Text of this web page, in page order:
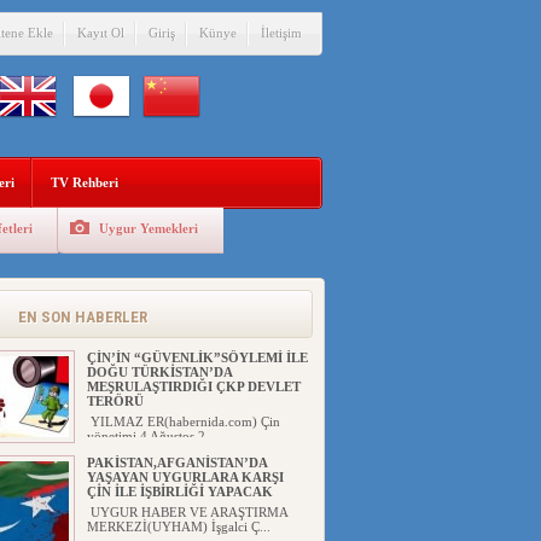
Ekle Kayıt Ol Giriş Künye İletişim
TV Rehberi
Uygur Yemekleri
EN SON HABERLER
ÇİN’İN “GÜVENLİK”SÖYLEMİ İLE
DOĞU TÜRKİSTAN’DA
MEŞRULAŞTIRDIĞI ÇKP DEVLET
TERÖRÜ
YILMAZ ER(habernida.com) Çin
yönetimi 4 Ağustos 2...
PAKİSTAN,AFGANİSTAN’DA
YAŞAYAN UYGURLARA KARŞI
ÇİN İLE İŞBİRLİĞİ YAPACAK
UYGUR HABER VE ARAŞTIRMA
MERKEZİ(UYHAM) İşgalci Ç...